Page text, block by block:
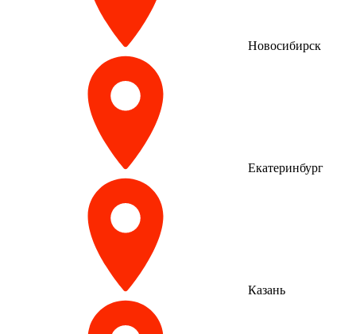
Новосибирск
Екатеринбург
Казань